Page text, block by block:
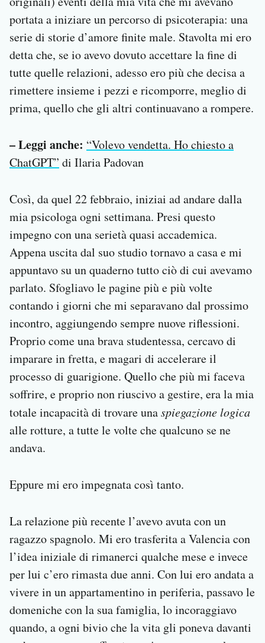
portata a iniziare un percorso di psicoterapia: una
serie di storie d’amore finite male. Stavolta mi ero
detta che, se io avevo dovuto accettare la fine di
tutte quelle relazioni, adesso ero più che decisa a
rimettere insieme i pezzi e ricomporre, meglio di
prima, quello che gli altri continuavano a rompere.
– Leggi anche: “Volevo vendetta. Ho chiesto a
ChatGPT” di Ilaria Padovan
Così, da quel 22 febbraio, iniziai ad andare dalla
mia psicologa ogni settimana. Presi questo
impegno con una serietà quasi accademica.
Appena uscita dal suo studio tornavo a casa e mi
appuntavo su un quaderno tutto ciò di cui avevamo
parlato. Sfogliavo le pagine più e più volte
contando i giorni che mi separavano dal prossimo
incontro, aggiungendo sempre nuove riflessioni.
Proprio come una brava studentessa, cercavo di
imparare in fretta, e magari di accelerare il
processo di guarigione. Quello che più mi faceva
soffrire, e proprio non riuscivo a gestire, era la mia
totale incapacità di trovare unaspiegazione logica
alle rotture, a tutte le volte che qualcuno se ne
andava.
Eppure mi ero impegnata così tanto.
La relazione più recente l’avevo avuta con un
ragazzo spagnolo. Mi ero trasferita a Valencia con
l’idea iniziale di rimanerci qualche mese e invece
per lui c’ero rimasta due anni. Con lui ero andata a
vivere in un appartamentino in periferia, passavo le
domeniche con la sua famiglia, lo incoraggiavo
quando, a ogni bivio che la vita gli poneva davanti